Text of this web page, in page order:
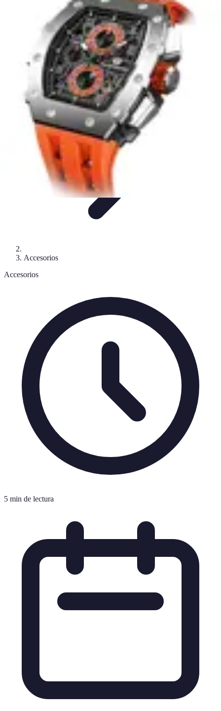
Moda ProfesionalConsejos de Estilo Accesorios y
Accesorios Moda de Invierno
Estilo Elegante
Accesorios
Accesorios
5 min de lectura